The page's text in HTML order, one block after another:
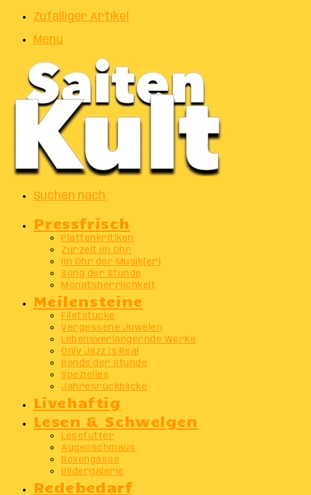
Zufälliger Artikel
Menu
Suchen nach
Pressfrisch
Plattenkritiken
Zurzeit im Ohr
Im Ohr der Musik(er)
Song der Stunde
Monatsherrlichkeit
Meilensteine
Filetstücke
Vergessene Juwelen
Lebensverlängernde Werke
Only Jazz Is Real
Bands der Stunde
Spezielles
Jahresrückblicke
Livehaftig
Lesen & Schwelgen
Lesefutter
Augenschmaus
Boxengasse
Bildergalerie
Redebedarf